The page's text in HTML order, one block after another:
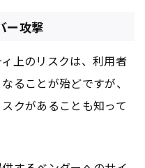
ー攻撃
上のリスクは、利用者
ることが殆どですが、
クがあることも知って